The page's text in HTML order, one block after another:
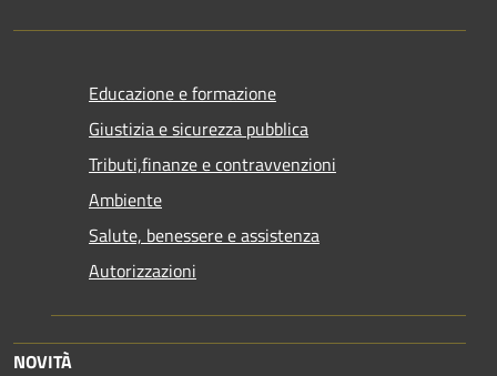
Educazione e formazione
Giustizia e sicurezza pubblica
Tributi,finanze e contravvenzioni
Ambiente
Salute, benessere e assistenza
Autorizzazioni
NOVITÀ